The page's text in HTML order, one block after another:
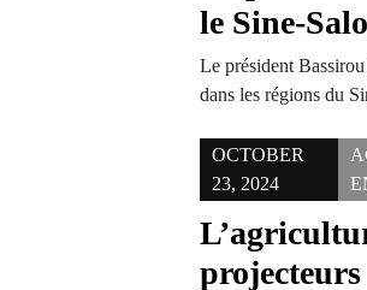
le Sine-
Le président
dans les régions du
OCTOBER
23, 2024
projecteurs